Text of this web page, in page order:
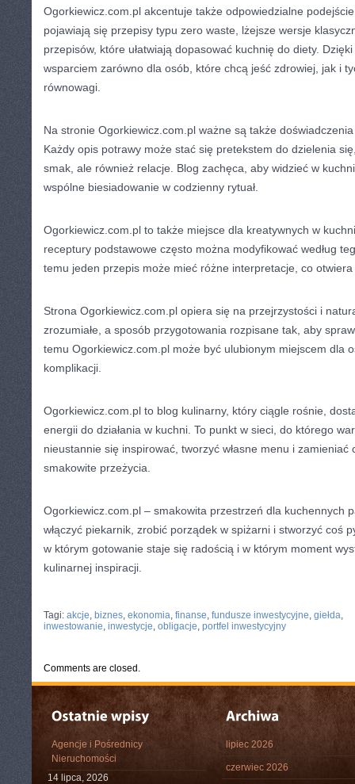
Ogorkiewicz.com.pl akcentuje także odpowiedzialne
pojawiają się przepisy typu zero waste, lżejsze wersje
przepisów, które ułatwiają dopasować kuchnię do diety.
wsparciem zarówno dla osób, które chcą jeść zdrowiej, jak i
równowagi.
Na stronie Ogorkiewicz.com.pl ważne są także
Każdy opis potrawy może stać się pretekstem do dzielenia
smak, ale również relacje. Blog zachęca, aby widzieć w
wspólne biesiadowanie w codzienny rytuał.
Ogorkiewicz.com.pl to także miejsce dla kreatywnych w
receptury podstawowe często można modyfikować według
temu jeden przepis może mieć różne interpretacje, co
Strona Ogorkiewicz.com.pl opiera się na przejrzystości i
zrozumiałe, a sposób przygotowania rozpisane tak, aby
temu Ogorkiewicz.com.pl może być ulubionym miejscem dla
komplikacji.
Ogorkiewicz.com.pl to blog kulinarny, który ciągle rośnie,
energii do działania w kuchni. To punkt w sieci, do którego
nieustannie się inspirować, tworzyć własne menu i zamieniać
smakowite przeżycia.
Ogorkiewicz.com.pl – smakowita przestrzeń dla kuchennych
włączyć piekarnik, zrobić porządek w spiżarni i stworzyć coś
w którym gotowanie staje się radością i w którym moment
kulinarnej inspiracji.
Tagi: akcje, biznes, ekonomia, finanse, fundusze inwestycyjne, giełda,
inwestowanie, inwestycje, obligacje, portfel inwestycyjny
Comments are closed.
Agencje i Pośrednicy
Nieruchomości
14 lipca, 2026
lipiec 2026
czerwiec 2026